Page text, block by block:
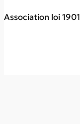
Association loi 1901